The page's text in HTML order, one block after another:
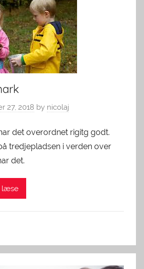
27, 2018 by nicolaj
det overordnet rigitg godt.
tredjepladsen i verden over
det.
læse